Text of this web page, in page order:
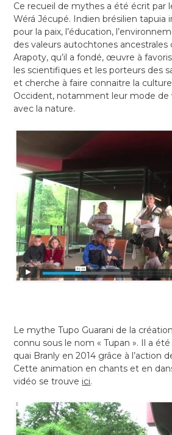
Ce recueil de mythes a été écrit par
Wérá Jécupé. Indien brésilien tapuia
pour la paix, l’éducation,
des valeurs autochtones ancestrales
Arapoty, qu’il a fondé, œuvre à
les scientifiques et les porteurs des
et cherche à faire connaitre la
Occident, notamment leur mode de
avec la nature.
Le mythe Tupo Guarani de la
connu sous le nom « Tupan ». Il a
quai Branly en 2014 grâce à l’action
Cette animation en chants et en
vidéo se trouve ici.